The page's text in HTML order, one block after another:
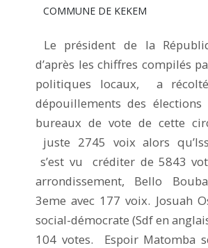
COMMUNE DE KEKEM
Le président de la
d’après les chiffres compilés
politiques locaux, a
dépouillements des
bureaux de vote de cette
juste 2745 voix alors
s’est vu créditer de 5843
arrondissement, Bello
3eme avec 177 voix. Josuah
social-démocrate (Sdf en
104 votes. Espoir Matomba